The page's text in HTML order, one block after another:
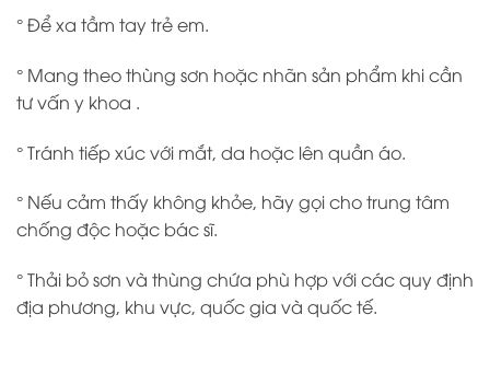
° Để xa tầm tay trẻ em.
° Mang theo thùng sơn hoặc nhãn sản phẩm khi cần
tư vấn y khoa .
° Tránh tiếp xúc với mắt, da hoặc lên quần áo.
° Nếu cảm thấy không khỏe, hãy gọi cho trung tâm
chống độc hoặc bác sĩ.
° Thải bỏ sơn và thùng chứa phù hợp với các quy định
địa phương, khu vực, quốc gia và quốc tế.